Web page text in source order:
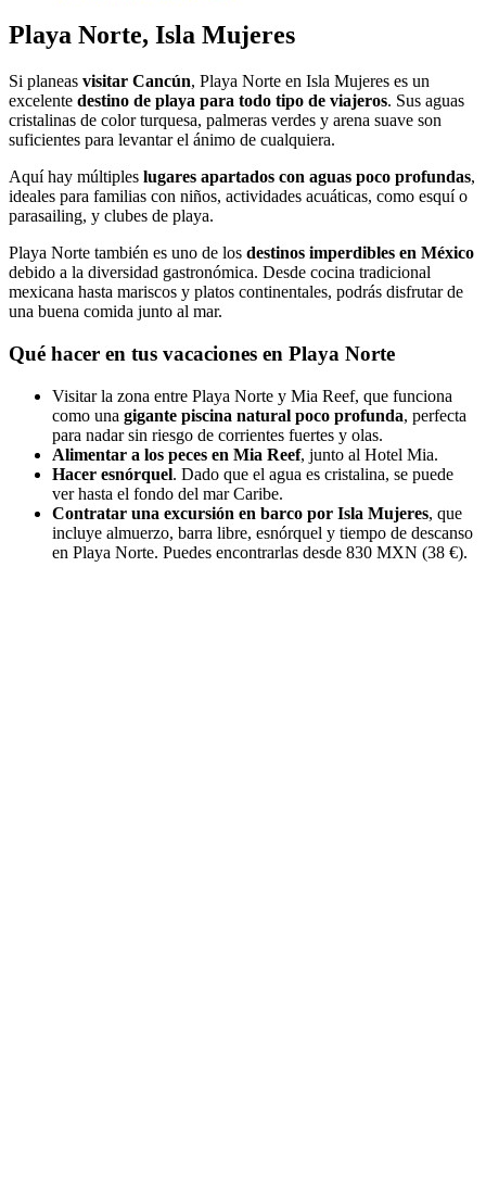
Playa Norte, Isla Mujeres
Si planeas visitar Cancún, Playa Norte en Isla Mujeres es un
excelente destino de playa para todo tipo de viajeros. Sus aguas
cristalinas de color turquesa, palmeras verdes y arena suave son
suficientes para levantar el ánimo de cualquiera.
Aquí hay múltiples lugares apartados con aguas poco profundas,
ideales para familias con niños, actividades acuáticas, como esquí o
parasailing, y clubes de playa.
Playa Norte también es uno de los destinos imperdibles en México
debido a la diversidad gastronómica. Desde cocina tradicional
mexicana hasta mariscos y platos continentales, podrás disfrutar de
una buena comida junto al mar.
Qué hacer en tus vacaciones en Playa Norte
Visitar la zona entre Playa Norte y Mia Reef, que funciona
como una gigante piscina natural poco profunda, perfecta
para nadar sin riesgo de corrientes fuertes y olas.
Alimentar a los peces en Mia Reef, junto al Hotel Mia.
Hacer esnórquel. Dado que el agua es cristalina, se puede
ver hasta el fondo del mar Caribe.
Contratar una excursión en barco por Isla Mujeres, que
incluye almuerzo, barra libre, esnórquel y tiempo de descanso
en Playa Norte. Puedes encontrarlas desde 830 MXN (38 €).